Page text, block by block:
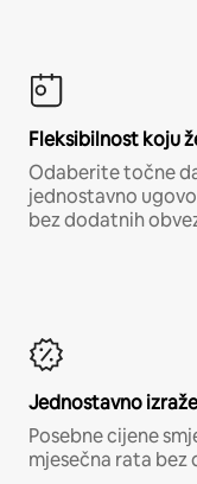
Fleksibilnost koju
Odaberite točne
jednostavno
bez dodatnih
Jednostavno
Posebne cijene
mjesečna rata